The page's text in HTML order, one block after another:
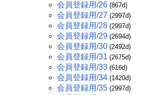
会員登録用/26 (867d)
会員登録用/27 (2997d)
会員登録用/28 (2997d)
会員登録用/29 (2694d)
会員登録用/30 (2492d)
会員登録用/31 (2675d)
会員登録用/33 (616d)
会員登録用/34 (1420d)
会員登録用/35 (2997d)